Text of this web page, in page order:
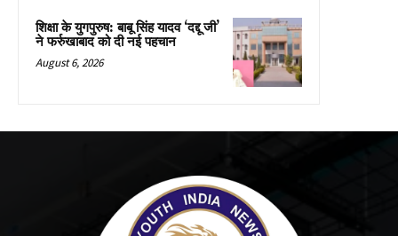
शिक्षा के युगपुरुष: बाबू सिंह यादव ‘दद्दू जी’
ने फर्रुखाबाद को दी नई पहचान
August 6, 2026